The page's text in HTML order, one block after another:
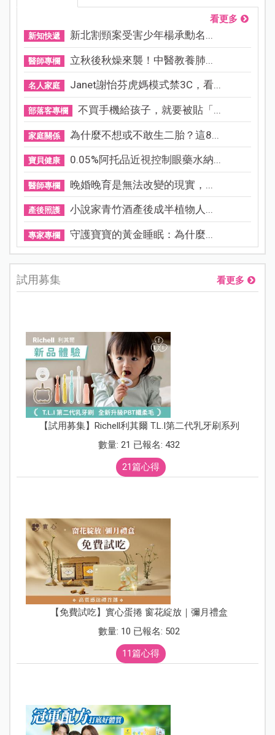
看更多
新知快遞 新北割頸案受害少年楊承勳名...
醫師專欄 立秋後秋燥來襲！中醫教養肺...
名人家庭 Janet謝怡芬虎媽模式禁3C，看...
部落客專欄 不買手機給孩子，就要被貼「...
家庭關係 為什麼不想或不敢生二胎？這8...
寶貝健康 0.05%阿托品近視控制眼藥水納...
醫師專欄 晚婚晚育是無法改變的現實，...
產後照護 小說家青竹酒產後成半植物人...
專家專欄 守護寶寶的黃金睡眠：為什麼...
試用募集 看更多
【試用募集】Richell利其爾 T.L.I第二代乳牙刷系列
數量: 21 已報名: 432
21篇心得
【免費試吃】實心蛋捲 窗花綻放｜彌月禮盒
數量: 10 已報名: 502
11篇心得